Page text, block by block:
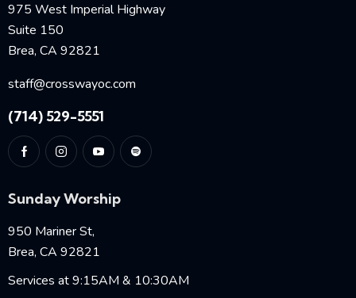
975 West Imperial Highway
Suite 150
Brea, CA 92821
staff@crosswayoc.com
(714) 529-5551
Sunday Worship
950 Mariner St,
Brea, CA 92821
Services at 9:15AM & 10:30AM